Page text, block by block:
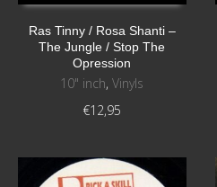
Ras Tinny / Rosa Shanti ‎–
The Jungle / Stop The
Opression
10" inch,Vinyls
€12,95